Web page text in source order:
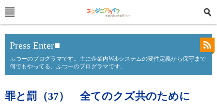
Press Enter■
ふつーのプログラマです。主に企業内Webシステムの要件定義から保守まで
何でもやってる、ふつーのプログラマです。
罪と罰（37） 全てのクズ共のために